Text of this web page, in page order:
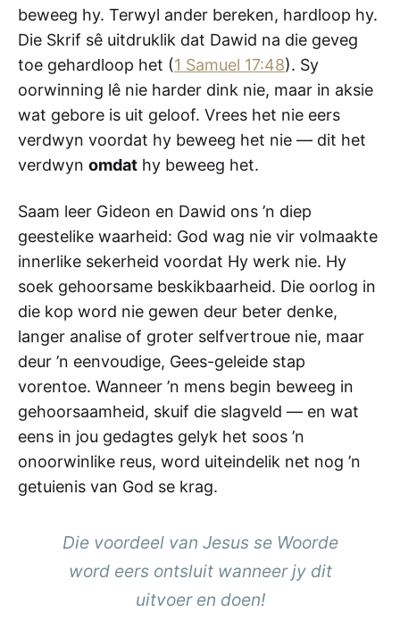
beweeg hy. Terwyl ander bereken, hardloop hy.
Die Skrif sê uitdruklik dat Dawid na die geveg
toe gehardloop het (1 Samuel 17:48). Sy
oorwinning lê nie harder dink nie, maar in aksie
wat gebore is uit geloof. Vrees het nie eers
verdwyn voordat hy beweeg het nie — dit het
verdwyn omdat hy beweeg het.
Saam leer Gideon en Dawid ons ’n diep
geestelike waarheid: God wag nie vir volmaakte
innerlike sekerheid voordat Hy werk nie. Hy
soek gehoorsame beskikbaarheid. Die oorlog in
die kop word nie gewen deur beter denke,
langer analise of groter selfvertroue nie, maar
deur ’n eenvoudige, Gees-geleide stap
vorentoe. Wanneer ’n mens begin beweeg in
gehoorsaamheid, skuif die slagveld — en wat
eens in jou gedagtes gelyk het soos ’n
onoorwinlike reus, word uiteindelik net nog ’n
getuienis van God se krag.
Die voordeel van Jesus se Woorde
word eers ontsluit wanneer jy dit
uitvoer en doen!